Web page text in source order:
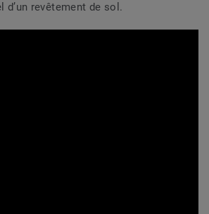
revêtement de sol.